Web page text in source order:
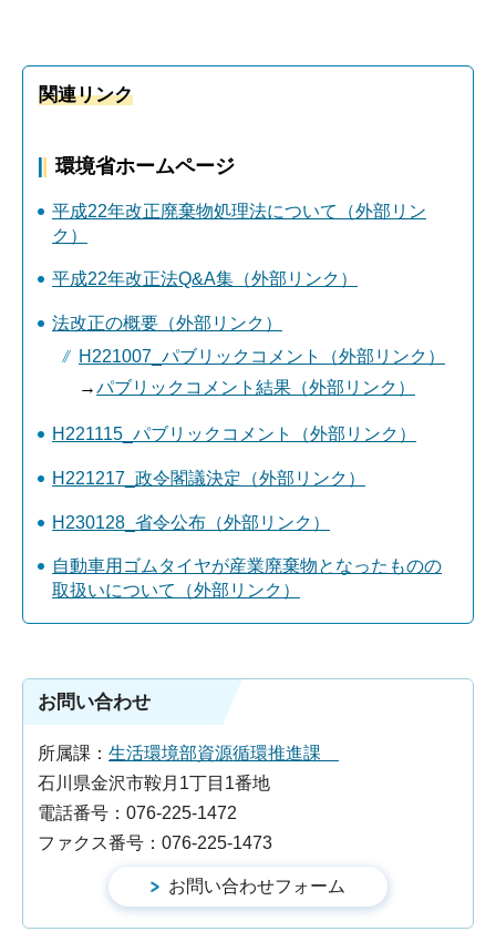
関連リンク
環境省ホームページ
平成22年改正廃棄物処理法について（外部リン
ク）
平成22年改正法Q&A集（外部リンク）
法改正の概要（外部リンク）
H221007_パブリックコメント（外部リンク）
→パブリックコメント結果（外部リンク）
H221115_パブリックコメント（外部リンク）
H221217_政令閣議決定（外部リンク）
H230128_省令公布（外部リンク）
自動車用ゴムタイヤが産業廃棄物となったものの
取扱いについて（外部リンク）
お問い合わせ
所属課： 生活環境部資源循環推進課
石川県金沢市鞍月1丁目1番地
電話番号：076-225-1472
ファクス番号：076-225-1473